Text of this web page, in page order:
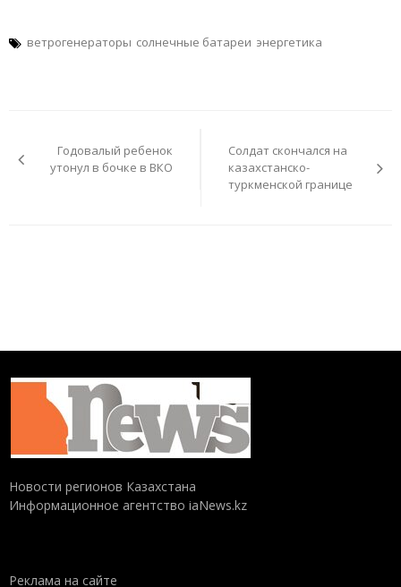
ветрогенераторы солнечные батареи энергетика
записямГодовалый ребенок
утонул в бочке в ВКО
Солдат скончался на
казахстанско-
туркменской границе
Новости регионов Казахстана
Информационное агентство iaNews.kz
Реклама на сайте